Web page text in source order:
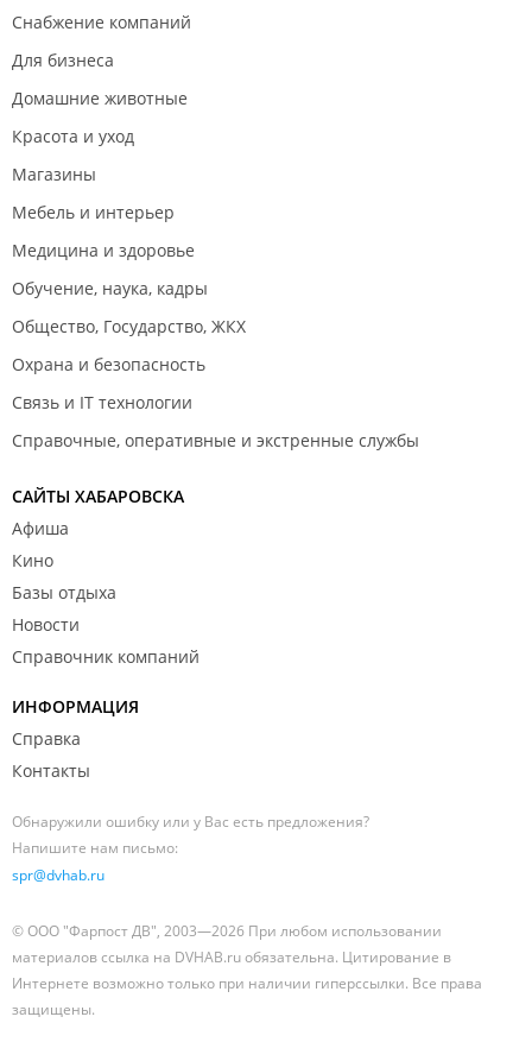
Снабжение компаний
Для бизнеса
Домашние животные
Красота и уход
Магазины
Мебель и интерьер
Медицина и здоровье
Обучение, наука, кадры
Общество, Государство, ЖКХ
Охрана и безопасность
Связь и IT технологии
Справочные, оперативные и экстренные службы
САЙТЫ ХАБАРОВСКА
Афиша
Кино
Базы отдыха
Новости
Справочник компаний
ИНФОРМАЦИЯ
Справка
Контакты
Обнаружили ошибку или у Вас есть предложения?
Напишите нам письмо:
spr@dvhab.ru
© ООО "Фарпост ДВ", 2003—2026 При любом использовании
материалов ссылка на DVHAB.ru обязательна. Цитирование в
Интернете возможно только при наличии гиперссылки. Все права
защищены.